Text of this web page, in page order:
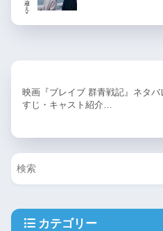
映画『ブレイブ 群青戦記』ネタバ
すじ・キャスト紹介…
カテゴリー